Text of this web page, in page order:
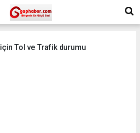
için Tol ve Trafik durumu